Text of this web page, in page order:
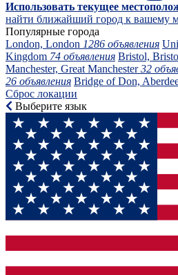
Использовать текущее
найти ближайший город к вашему
Популярные города
London, London 1286 объявления
Kingdom 74 объявления Bristol,
Manchester, Great Manchester32
26 объявления Bridge of Don,
Сброс локации
Выберите язык